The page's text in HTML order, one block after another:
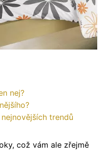
nej?
trendů
což vám ale zřejmě